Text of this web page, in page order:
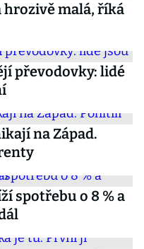
hrozivě malá, říká
převodovky: lidé
na Západ.
spotřebu o 8 % a